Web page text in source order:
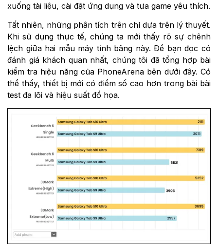
xuống tài liệu, cài đặt ứng dụng và tựa game yêu thích.
Tất nhiên, những phân tích trên chỉ dựa trên lý thuyết.
Khi sử dụng thực tế, chúng ta mới thấy rõ sự chênh
lệch giữa hai mẫu máy tính bảng này. Để bạn đọc có
đánh giá khách quan nhất, chúng tôi đã tổng hợp bài
kiểm tra hiệu năng của PhoneArena bên dưới đây. Có
thể thấy, thiết bị mới có điểm số cao hơn trong bài bài
test đa lõi và hiệu suất đồ họa.